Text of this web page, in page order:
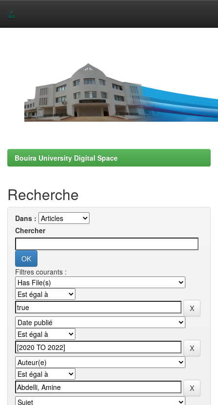
Bouira University Digital Space
Recherche
Dans :
Chercher
Filtres courants :